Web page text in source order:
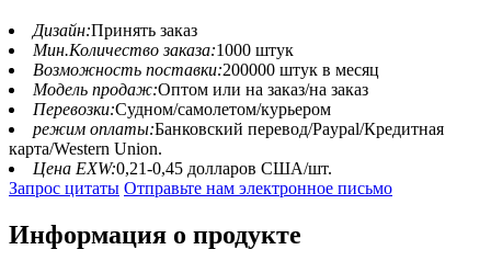
Дизайн:Принять заказ
Мин.Количество заказа:1000 штук
Возможность поставки:200000 штук в месяц
Модель продаж:Оптом или на заказ/на заказ
Перевозки:Судном/самолетом/курьером
режим оплаты:Банковский перевод/Paypal/Кредитная
карта/Western Union.
Цена EXW:0,21-0,45 долларов США/шт.
Запрос цитаты Отправьте нам электронное письмо
Информация о продукте